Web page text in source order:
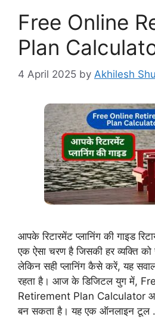
Free Online
Plan
4 April 2025 by Akhilesh
आपके रिटारमेंट प्लानिंग की गाइड
एक ऐसा चरण है जिसकी हर व्यक्ति को
लेकिन सही प्लानिंग कैसे करें, यह
रहता है। आज के डिजिटल युग में,
Retirement Plan Calculator
बन सकता है। यह एक ऑनलाइन टूल